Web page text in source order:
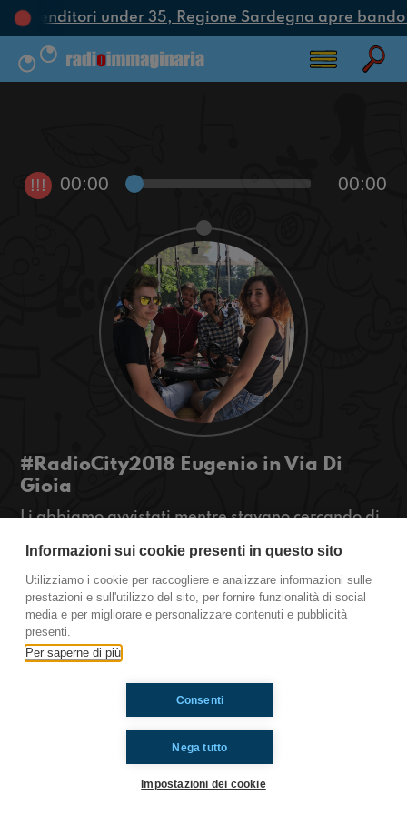
under 35, Regione Sardegna apre bando
!!! 00:00 00:00
#RadioCity2018 Eugenio in Via Di
Gioia
Li abbiamo avvistati mentre stavano cercando di
sono 'sti Eugenio e quale GGGIOIA ci
porteranno? Scoprite e diteci se abbiate
OBIEZIONI al riguardo!
#OkkinSu www.radioimmaginaria.it
Informazioni sui cookie presenti in questo sito
Utilizziamo i cookie per raccogliere e analizzare informazioni sulle
prestazioni e sull'utilizzo del sito, per fornire funzionalità di social
media e per migliorare e personalizzare contenuti e pubblicità
presenti.
Per saperne di più
Nega tutto
Consenti
Impostazioni dei cookie